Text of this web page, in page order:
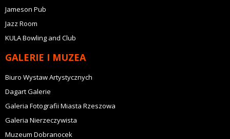
Jameson Pub
Jazz Room
KULA Bowling and Club
GALERIE I MUZEA
Biuro Wystaw Artystycznych
Dagart Galerie
Galeria Fotografii Miasta Rzeszowa
Galeria Nierzeczywista
Muzeum Dobranocek